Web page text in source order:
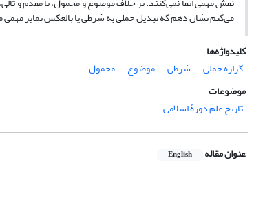
می‌کنم نشان دهم که تبدیل حملی به شرطی یا بالعکس تمایز
کلیدواژه‌ها
گزاره حملی
شرطی موضوع
محمول
موضوعات
تاریخ علم دورۀ اسلامی
عنوان مقاله English